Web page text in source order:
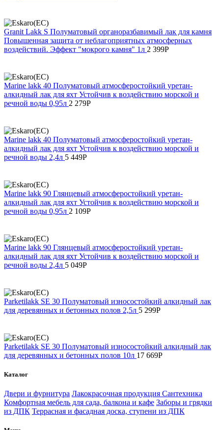
Granit Lakk S Полуматовый органоразбавимый лак для камня
Повышенная защита от неблагоприятных атмосферных
воздействий. Эффект "мокрого камня" 1л 2 399Р
Marine lakk 40 Полуматовый атмосферостойкий уретан-
алкидный лак для яхт Устойчив к воздействию морской и
речной воды 0,95л 2 279Р
Marine lakk 40 Полуматовый атмосферостойкий уретан-
алкидный лак для яхт Устойчив к воздействию морской и
речной воды 2,4л 5 449Р
Marine lakk 90 Глянцевый атмосферостойкий уретан-
алкидный лак для яхт Устойчив к воздействию морской и
речной воды 0,95л 2 109Р
Marine lakk 90 Глянцевый атмосферостойкий уретан-
алкидный лак для яхт Устойчив к воздействию морской и
речной воды 2,4л 5 049Р
Parketilakk SE 30 Полуматовый износостойкий алкидный лак
для деревянных и бетонных полов 2,5л 5 299Р
Parketilakk SE 30 Полуматовый износостойкий алкидный лак
для деревянных и бетонных полов 10л 17 669Р
Каталог
Двери и фурнитура Лакокрасочная продукция Сантехника
Комфортная мебель для сада, балкона и кафе Заборы и грядки
из ДПК Террасная и фасадная доска, ступени из ДПК